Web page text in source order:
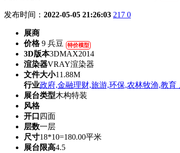
发布时间： 2022-05-05 21:26:03 217 0
展商
价格9 兵豆 特价模型
3D版本3DMAX2014
渲染器VRAY渲染器
文件大小11.88M
行业政府,金融理财,旅游,环保,农林牧渔,教
展台类型木构特装
风格
开口 四面
层数一层
尺寸18*10=180.00平米
展台限高4.5